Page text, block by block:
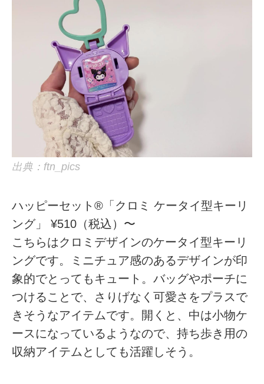
出典：ftn_pics
ハッピーセット®「クロミ ケータイ型キーリ
ング」 ¥510（税込）〜
こちらはクロミデザインのケータイ型キーリ
ングです。ミニチュア感のあるデザインが印
象的でとってもキュート。バッグやポーチに
つけることで、さりげなく可愛さをプラスで
きそうなアイテムです。開くと、中は小物ケ
ースになっているようなので、持ち歩き用の
収納アイテムとしても活躍しそう。